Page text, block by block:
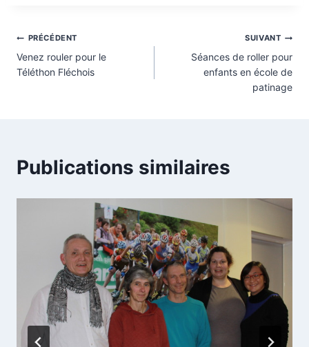
Navigation
de
PRÉCÉDENT
Venez rouler pour le
Téléthon Fléchois
SUIVANT
Séances de roller pour
enfants en école de
patinage
Publications similaires